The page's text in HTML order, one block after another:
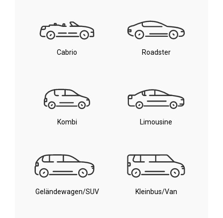
Cabrio Roadster
Kombi Limousine
Geländewagen/SUV Kleinbus/Van